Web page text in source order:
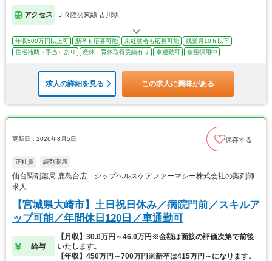
アクセス ＪＲ陸羽東線 古川駅
年収500万円以上可 新卒も応募可能 未経験者も応募可能
残業月10ｈ以下
住宅補助（手当）あり
産休・育休取得実績有り 車通勤可 積極採用中
求人の詳細を見る この求人に興味がある
更新日：2026年8月5日 保存する
正社員 調剤薬局
仙台調剤薬局 鹿島台店 シップヘルスケアファーマシー株式会社の薬剤師
求人
【宮城県大崎市】土日祝日休み／病院門前／スキルア
ップ可能／年間休日120日／車通勤可
給与
【月収】30.0万円～46.0万円※金額は面接の評価次第で前後
いたします。
【年収】450万円～700万円※新卒は415万円～になります。